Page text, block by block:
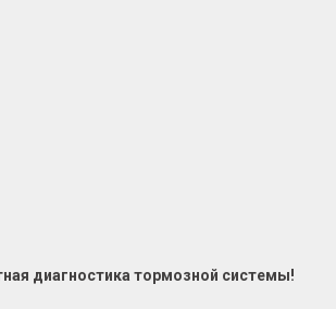
диагностика тормозной системы!